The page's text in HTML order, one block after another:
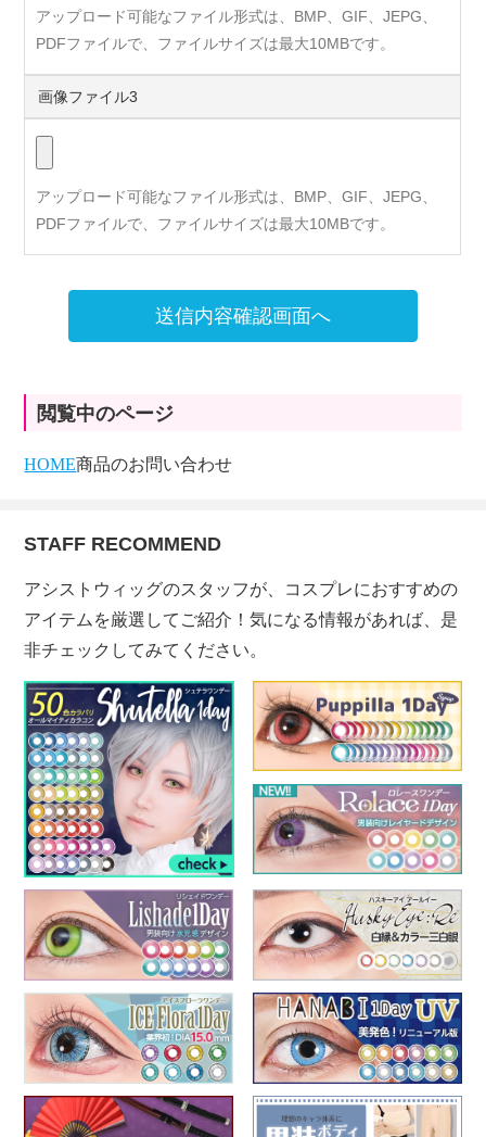
アップロード可能なファイル形式は、BMP、GIF、JEPG、
PDFファイルで、ファイルサイズは最大10MBです。
画像ファイル3
アップロード可能なファイル形式は、BMP、GIF、JEPG、
PDFファイルで、ファイルサイズは最大10MBです。
送信内容確認画面へ
閲覧中のページ
HOME商品のお問い合わせ
STAFF RECOMMEND
アシストウィッグのスタッフが、コスプレにおすすめの
アイテムを厳選してご紹介！気になる情報があれば、是
非チェックしてみてください。